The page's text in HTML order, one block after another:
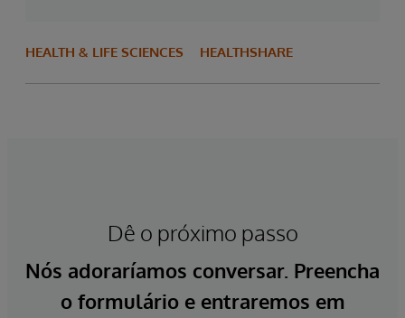
HEALTH & LIFE SCIENCES HEALTHSHARE
Dê o próximo passo
Nós adoraríamos conversar. Preencha
o formulário e entraremos em